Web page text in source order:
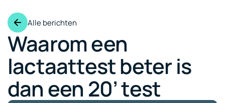
Alle berichten
Waarom een
lactaattest beter is
dan een 20’ test